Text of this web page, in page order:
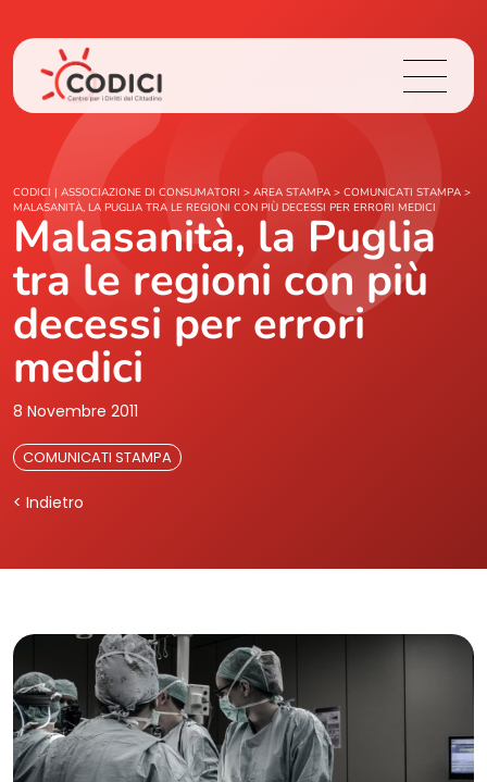
Chi Siamo
Cosa Facciamo
Area Stampa
CODICI | ASSOCIAZIONE DI CONSUMATORI > AREA STAMPA > COMUNICATI STAMPA >
MALASANITÀ, LA PUGLIA TRA LE REGIONI CON PIÙ DECESSI PER ERRORI MEDICI
Malasanità, la Puglia
tra le regioni con più
decessi per errori
medici
8 Novembre 2011
COMUNICATI STAMPA
< Indietro